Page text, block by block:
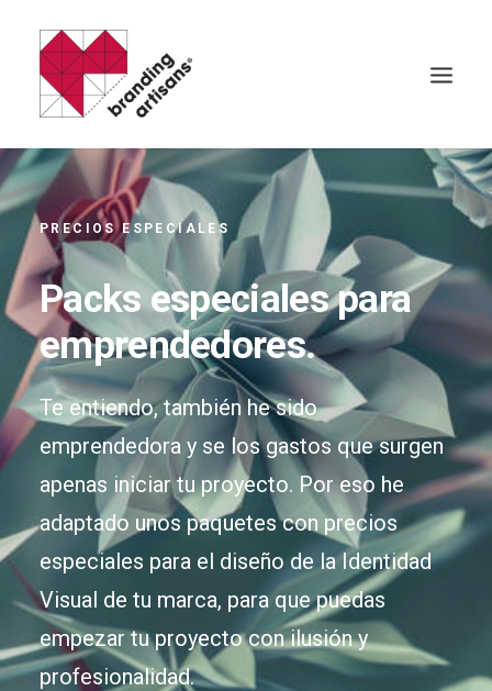
Search
Cart
PRECIOS ESPECIALES
Packs especiales para
emprendedores.
Te entiendo, también he sido
emprendedora y se los gastos que surgen
apenas iniciar tu proyecto. Por eso he
adaptado unos paquetes con precios
especiales para el diseño de la Identidad
Visual de tu marca, para que puedas
empezar tu proyecto con ilusión y
profesionalidad.